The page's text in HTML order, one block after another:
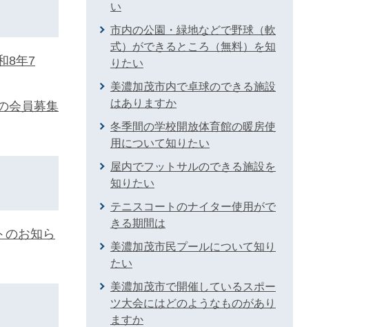
8年7
会員募集
お知ら
い
市内の公園・緑地などで野球（軟
式）ができるところ（無料）を知
りたい
美濃加茂市内で卓球のできる施設
はありますか
冬季間の学校開放体育館の暖房使
用について知りたい
屋内でフットサルのできる施設を
知りたい
テニスコートのナイター使用がで
きる期間は
美濃加茂市民プールについて知り
たい
美濃加茂市で開催しているスポー
ツ大会にはどのようなものがあり
ますか